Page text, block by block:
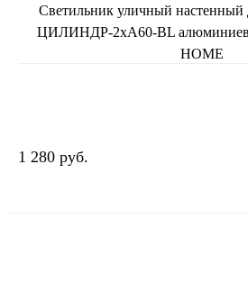
Светильник уличный
ЦИЛИНДР-2хА60-BL
HOME
1 280 руб.